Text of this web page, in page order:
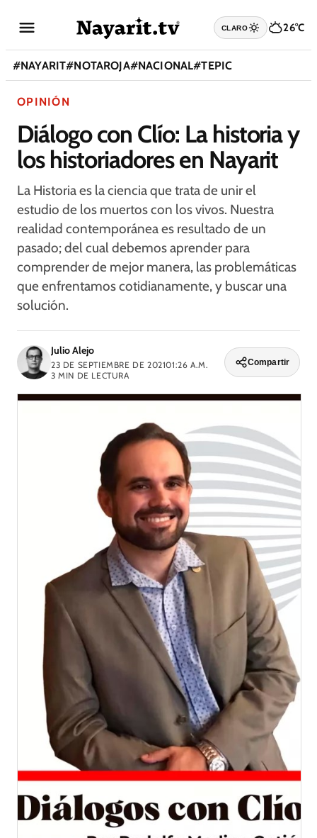
CLARO 26°C
#NAYARIT#NOTAROJA#NACIONAL#TEPIC
OPINIÓN
Diálogo con Clío: La historia y
los historiadores en Nayarit
La Historia es la ciencia que trata de unir el
estudio de los muertos con los vivos. Nuestra
realidad contemporánea es resultado de un
pasado; del cual debemos aprender para
comprender de mejor manera, las problemáticas
que enfrentamos cotidianamente, y buscar una
solución.
Julio Alejo
23 DE SEPTIEMBRE DE 202101:26 A.M.
3 MIN DE LECTURA
Compartir